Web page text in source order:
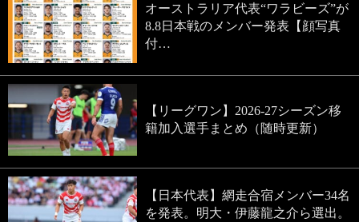
オーストラリア代表“ワラビーズ”が
8.8日本戦のメンバー発表【顔写真
付…
【リーグワン】2026-27シーズン移
籍加入選手まとめ（随時更新）
【日本代表】網走合宿メンバー34名
を発表。明大・伊藤龍之介ら選出。